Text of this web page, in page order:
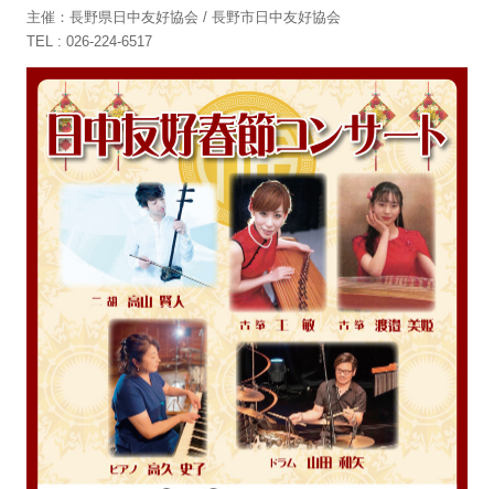
主催：長野県日中友好協会 / 長野市日中友好協会
TEL : 026-224-6517